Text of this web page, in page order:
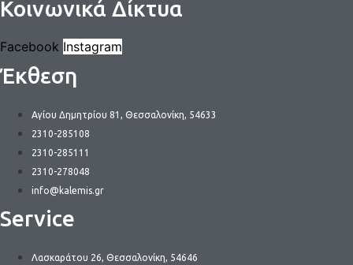
Κοινωνικά Δίκτυα
Facebook Instagram
Έκθεση
Αγίου Δημητρίου 81, Θεσσαλονίκη, 54633
2310-285108
2310-285111
2310-278048
info@kalemis.gr
Service
Λασκαράτου 26, Θεσσαλονίκη, 54646